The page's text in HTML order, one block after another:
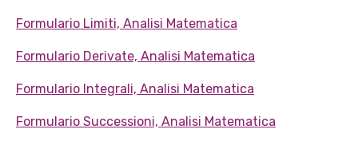
Formulario Limiti, Analisi Matematica
Formulario Derivate, Analisi Matematica
Formulario Integrali, Analisi Matematica
Formulario Successioni, Analisi Matematica